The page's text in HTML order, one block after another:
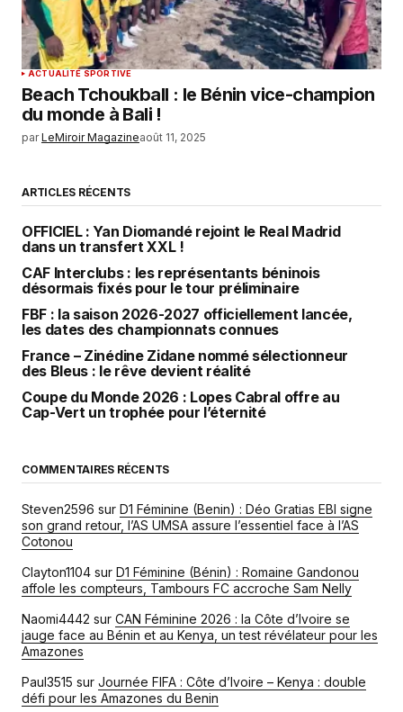
ACTUALITÉ SPORTIVE
Beach Tchoukball : le Bénin vice-champion
du monde à Bali !
par LeMiroir Magazineaoût 11, 2025
ARTICLES RÉCENTS
OFFICIEL : Yan Diomandé rejoint le Real Madrid
dans un transfert XXL !
CAF Interclubs : les représentants béninois
désormais fixés pour le tour préliminaire
FBF : la saison 2026-2027 officiellement lancée,
les dates des championnats connues
France – Zinédine Zidane nommé sélectionneur
des Bleus : le rêve devient réalité
Coupe du Monde 2026 : Lopes Cabral offre au
Cap-Vert un trophée pour l’éternité
COMMENTAIRES RÉCENTS
Steven2596 sur D1 Féminine (Benin) : Déo Gratias EBI signe
son grand retour, l’AS UMSA assure l’essentiel face à l’AS
Cotonou
Clayton1104 sur D1 Féminine (Bénin) : Romaine Gandonou
affole les compteurs, Tambours FC accroche Sam Nelly
Naomi4442 sur CAN Féminine 2026 : la Côte d’Ivoire se
jauge face au Bénin et au Kenya, un test révélateur pour les
Amazones
Paul3515 sur Journée FIFA : Côte d’Ivoire – Kenya : double
défi pour les Amazones du Benin